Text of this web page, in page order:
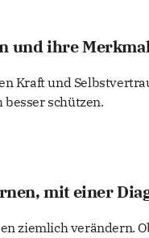
und ihre
Kraft und
schützen.
mit einer
ziemlich verändern.